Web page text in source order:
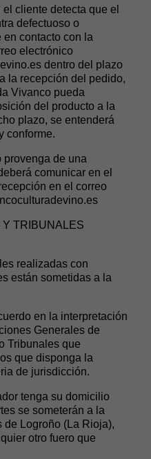
cliente detecta que el
defectuoso o
contacto con la
electrónico
dentro del plazo
la recepción del pedido,
Vivanco pueda
del producto a la
plazo, se entenderá
conforme.
provenga de una
comunicar en el
en el correo
Y TRIBUNALES
realizadas con
están sometidas a la
en la interpretación
Generales de
Tribunales que
que disponga la
de jurisdicción.
tenga su domicilio
se someterán a la
Logroño (La Rioja),
otro fuero que